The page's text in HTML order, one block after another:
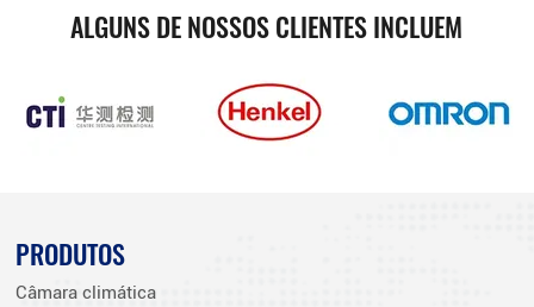
ALGUNS DE NOSSOS CLIENTES INCLUEM
PRODUTOS
Câmara climática